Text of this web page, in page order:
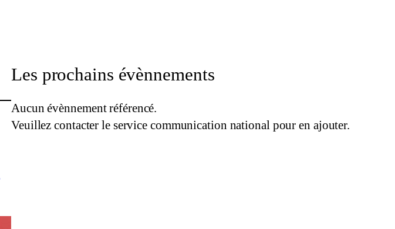
Les prochains évènnements
Aucun évènnement référencé.
Veuillez contacter le service communication national pour en ajouter.